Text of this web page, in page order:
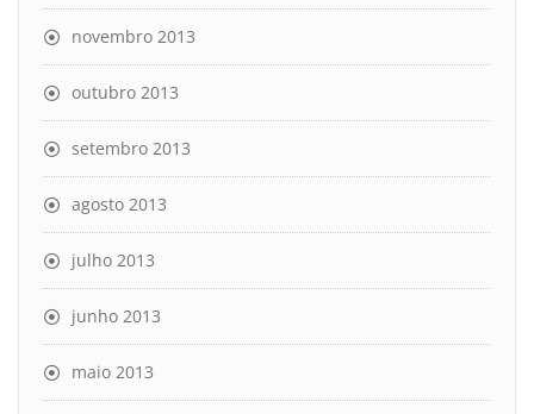
novembro 2013
outubro 2013
setembro 2013
agosto 2013
julho 2013
junho 2013
maio 2013